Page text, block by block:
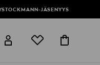
JÄSENYYS